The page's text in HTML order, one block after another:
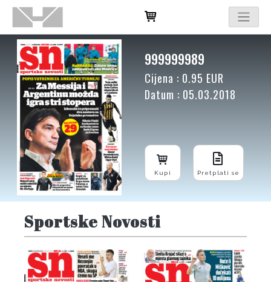
999999989
Cijena : 0.95 EUR
Datum : 05.03.2018
Kupi Pretplati se
Sportske Novosti